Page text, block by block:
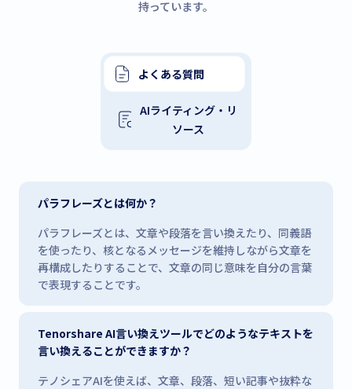
持っています。
よくある質問
AIライティング・リ
ソース
パラフレーズとは何か？
パラフレーズとは、文章や段落を言い換えたり、同義語
を使ったり、核となるメッセージを維持しながら文章を
再構成したりすることで、文章の同じ意味を自分の言葉
で表現することです。
Tenorshare AI言い換えツールでどのようなテキストを
言い換えることができますか？
テノシェアAIを使えば、文章、段落、短い記事や抜粋な